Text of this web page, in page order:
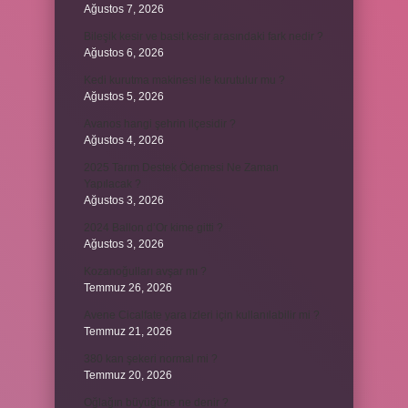
Ağustos 7, 2026
Ağustos 6, 2026
Ağustos 5, 2026
Ağustos 4, 2026
Ağustos 3, 2026
Ağustos 3, 2026
Temmuz 26, 2026
Temmuz 21, 2026
Temmuz 20, 2026